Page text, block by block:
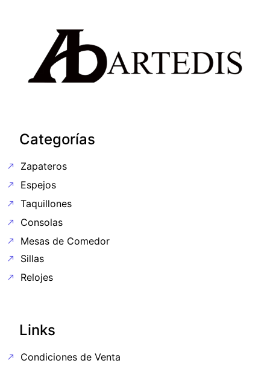
Categorías
Zapateros
Espejos
Taquillones
Consolas
Mesas de Comedor
Sillas
Relojes
Links
Condiciones de Venta